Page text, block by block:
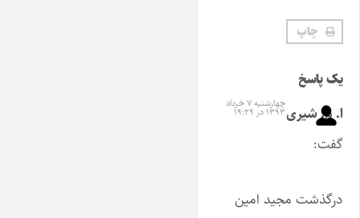
چاپ
یک پاسخ
ا. م. شیری
گفت:
چهارشنبه ۷ خرداد
۱۳۹۳ در ۱۹:۲۹
درگذشت مجید امین